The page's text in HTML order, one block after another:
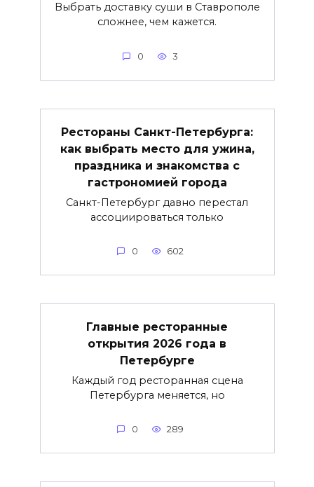
Выбрать доставку суши в Ставрополе
сложнее, чем кажется.
0 3
Рестораны Санкт-Петербурга:
как выбрать место для ужина,
праздника и знакомства с
гастрономией города
Санкт-Петербург давно перестал
ассоциироваться только
0 602
Главные ресторанные
открытия 2026 года в
Петербурге
Каждый год ресторанная сцена
Петербурга меняется, но
0 289